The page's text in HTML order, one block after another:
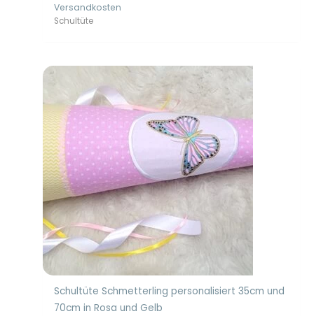
Versandkosten
Schultüte
Schultüte Schmetterling personalisiert 35cm und
70cm in Rosa und Gelb